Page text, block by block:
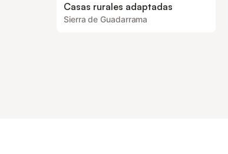
Casas rurales adaptadas
Sierra de Guadarrama